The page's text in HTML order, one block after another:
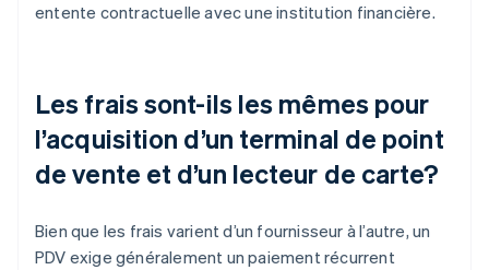
entente contractuelle avec une institution financière.
Les frais sont-ils les mêmes pour
l’acquisition d’un terminal de point
de vente et d’un lecteur de carte?
Bien que les frais varient d’un fournisseur à l’autre, un
PDV exige généralement un paiement récurrent